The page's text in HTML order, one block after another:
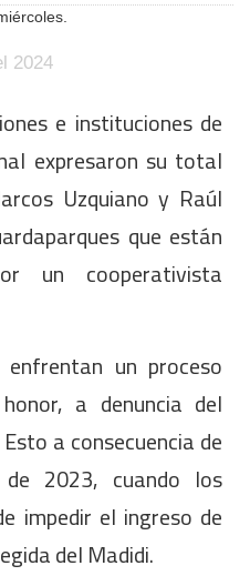
2024
e instituciones de
expresaron su total
Uzquiano y Raúl
que están
un cooperativista
un proceso
a denuncia del
a consecuencia de
2023, cuando los
impedir el ingreso de
del Madidi.